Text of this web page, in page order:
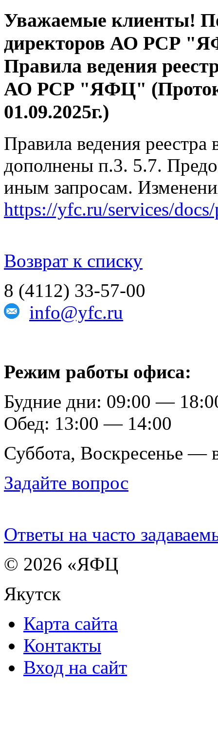
Уважаемые клиенты!
директоров АО РСР
Правила ведения
АО РСР "ЯФЦ"
01.09.2025г.)
Правила ведения реестра
дополнены п.3. 5.7.
иным запросам.
https://yfc.ru/services/
Возврат к списку
8 (4112) 33-57-00
info@yfc.ru
Режим работы офиса:
Будние дни: 09:00 —
Обед: 13:00 — 14:00
Суббота, Воскресенье —
Задайте вопрос
Ответы на часто
© 2026 «ЯФЦ
Якутск
Карта сайта
Контакты
Вход на сайт